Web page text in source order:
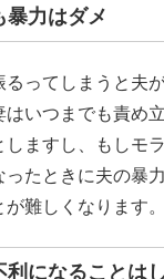
暴力はダメ
ってしまうと夫
はいつまでも責め
ますし、もしモ
ったときに夫の暴
難しくなります。
利になることは